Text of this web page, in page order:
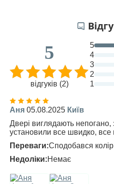
5
відгуків (2)
5
4
3
2
1
Аня 05.08.2025 Київ
Двері виглядають непогано,
установили все швидко, все
Переваги:Сподобався
Недоліки:Немає